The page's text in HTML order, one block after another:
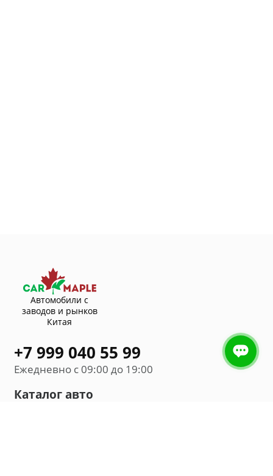
Автомобили с
заводов и рынков
Китая
+7 999 040 55 99
Ежедневно с 09:00 до 19:00
Каталог авто